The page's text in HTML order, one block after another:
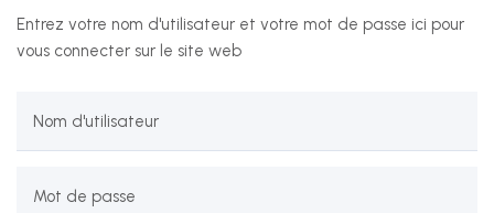
Technique
SSE Genève
Rue de Malatrex 14
Itinéraire
Entrez votre nom d'utilisateur et votre mot de passe ici pour
vous connecter sur le site web
Nom d'utilisateur
Mot de passe